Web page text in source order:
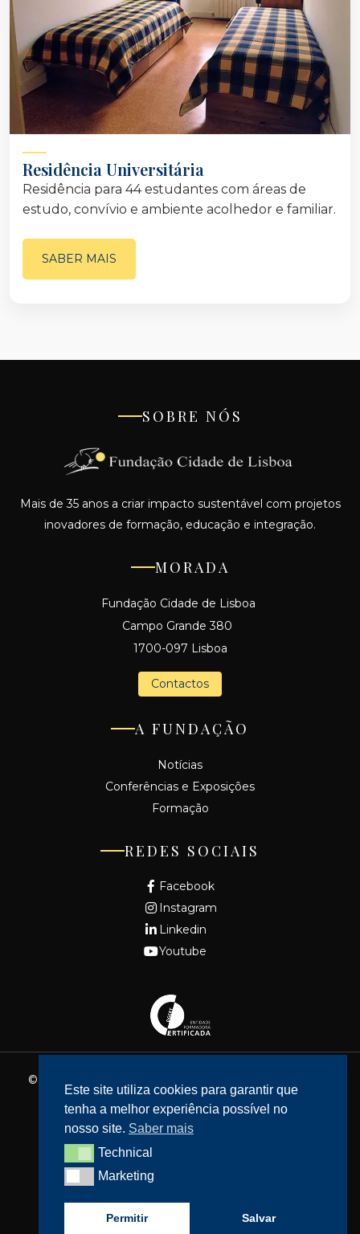
Este site utiliza cookies para garantir que
tenha a melhor experiência possível no
nosso site. Saber mais
TechnicalTechnical
MarketingMarketing
Permitir Salvar
Residência Universitária
Residência para 44 estudantes com áreas de
estudo, convívio e ambiente acolhedor e familiar.
SABER MAIS
SOBRE NÓS
Mais de 35 anos a criar impacto sustentável com projetos
inovadores de formação, educação e integração.
MORADA
Fundação Cidade de Lisboa
Campo Grande 380
1700-097 Lisboa
Contactos
A FUNDAÇÃO
Notícias
Conferências e Exposições
Formação
REDES SOCIAIS
Facebook
Instagram
Linkedin
Youtube
© 2026 - Fundação Cidade de Lisboa. Todos os direitos
reservados.
Website feito porBean Web Developer
Livro de Reclamações
Política de privacidade
Acessibilidade